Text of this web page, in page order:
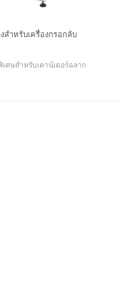
สำหรับเครื่องกรอกลับ
เศษสำหรับเคาน์เตอร์ฉลาก